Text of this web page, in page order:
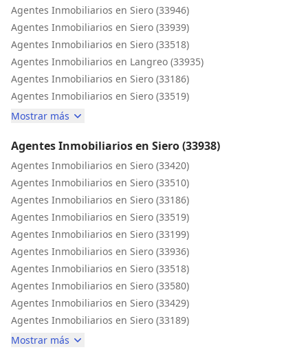
Agentes Inmobiliarios en Siero (33946)
Agentes Inmobiliarios en Siero (33939)
Agentes Inmobiliarios en Siero (33518)
Agentes Inmobiliarios en Langreo (33935)
Agentes Inmobiliarios en Siero (33186)
Agentes Inmobiliarios en Siero (33519)
Mostrar más
Agentes Inmobiliarios en Siero (33938)
Agentes Inmobiliarios en Siero (33420)
Agentes Inmobiliarios en Siero (33510)
Agentes Inmobiliarios en Siero (33186)
Agentes Inmobiliarios en Siero (33519)
Agentes Inmobiliarios en Siero (33199)
Agentes Inmobiliarios en Siero (33936)
Agentes Inmobiliarios en Siero (33518)
Agentes Inmobiliarios en Siero (33580)
Agentes Inmobiliarios en Siero (33429)
Agentes Inmobiliarios en Siero (33189)
Mostrar más